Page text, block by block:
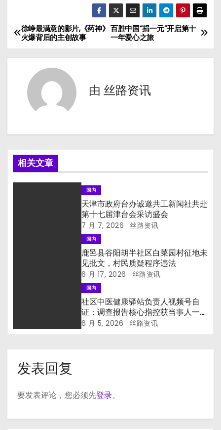
文
章
航
百胜中国“捐一元”开启第十
一年爱心之旅
徐峥最满意的影片,《药神》
火爆背后的主创故事
由 丝路资讯
相关文章
国内
天津市政府台办诚邀共工新闻社共赴
第十七届津台会采访盛会
7 月 7, 2026 丝路资讯
国内
鹿邑县谷阳胡半社区白菜园村征地未
见批文，村民质疑程序违法
6 月 17, 2026 丝路资讯
国内
社区中医健康驿站负责人视频号自
证：调查报告核心指控获当事人一手
印证
6 月 5, 2026 丝路资讯
发表回复
要发表评论，您必须先登录。